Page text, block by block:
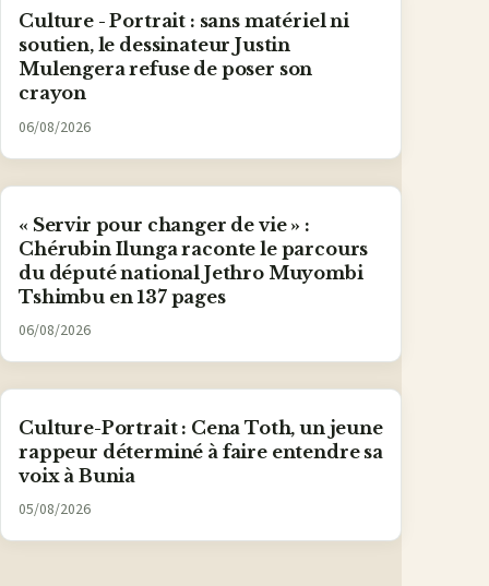
Culture - Portrait : sans matériel ni
soutien, le dessinateur Justin
Mulengera refuse de poser son
crayon
06/08/2026
« Servir pour changer de vie » :
Chérubin Ilunga raconte le parcours
du député national Jethro Muyombi
Tshimbu en 137 pages
06/08/2026
Culture-Portrait : Cena Toth, un jeune
rappeur déterminé à faire entendre sa
voix à Bunia
05/08/2026